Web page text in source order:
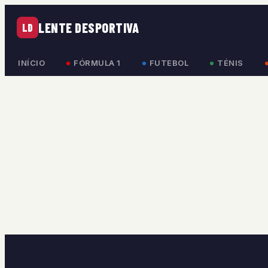
LD LENTE DESPORTIVA
INÍCIO FÓRMULA 1 FUTEBOL TÉNIS